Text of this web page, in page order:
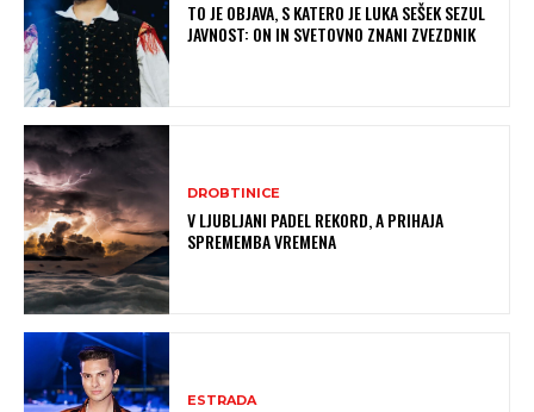
TO JE OBJAVA, S KATERO JE LUKA SEŠEK SEZUL
JAVNOST: ON IN SVETOVNO ZNANI ZVEZDNIK
DROBTINICE
V LJUBLJANI PADEL REKORD, A PRIHAJA
SPREMEMBA VREMENA
ESTRADA